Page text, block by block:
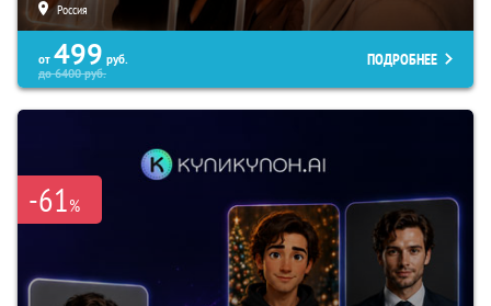
Россия
от 499 руб.
до6400руб.
ПОДРОБНЕЕ
-61%